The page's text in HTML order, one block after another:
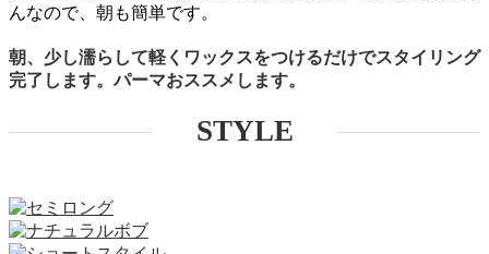
んなので、朝も簡単です。
朝、少し濡らして軽くワックスをつけるだけでスタイリング
完了します。パーマおススメします。
STYLE